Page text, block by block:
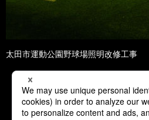
太田市運動公園野球場照明改修工事
1 2 3 4